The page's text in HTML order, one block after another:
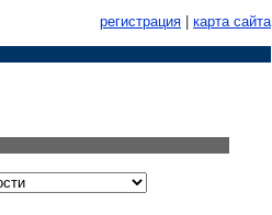
регистрация карта сайта